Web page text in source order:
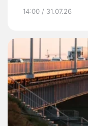
14:00 / 31.07.26